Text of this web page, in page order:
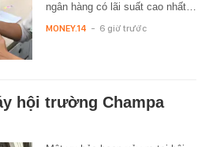
ngân hàng có lãi suất cao nhất…
MONEY.14 - 6 giờ trước
hội trường Champa